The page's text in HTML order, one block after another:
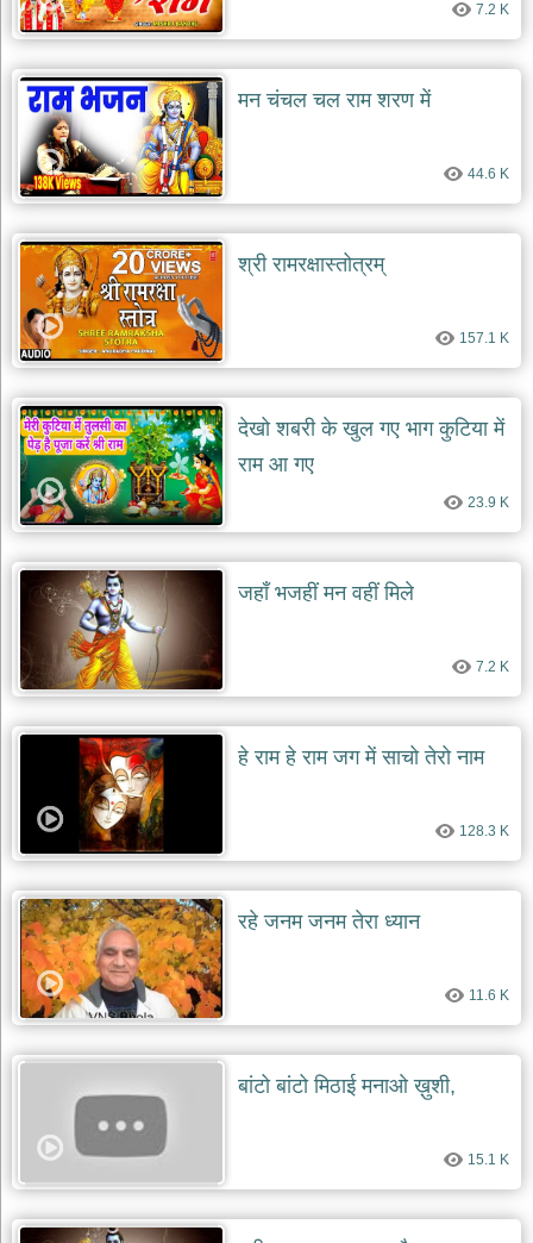
7.2 K
मन चंचल चल राम शरण में
44.6 K
श्री रामरक्षास्तोत्रम्
157.1 K
देखो शबरी के खुल गए भाग कुटिया में
राम आ गए
23.9 K
जहाँ भजहीं मन वहीं मिले
7.2 K
हे राम हे राम जग में साचो तेरो नाम
128.3 K
रहे जनम जनम तेरा ध्यान
11.6 K
बांटो बांटो मिठाई मनाओ ख़ुशी,
15.1 K